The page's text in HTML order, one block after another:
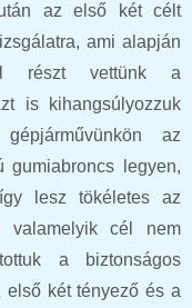
az első két célt
ami alapján
részt vettünk a
is kihangsúlyozzuk
az
gumiabroncs legyen,
lesz tökéletes az
valamelyik cél nem
a biztonságos
első két tényező és a